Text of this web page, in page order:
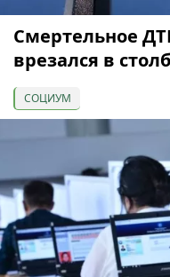
Смертельное
врезался в столб
СОЦИУМ